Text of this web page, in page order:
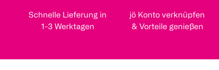
Schnelle Lieferung in
1-3 Werktagen
jö Konto verknüpfen
& Vorteile genießen